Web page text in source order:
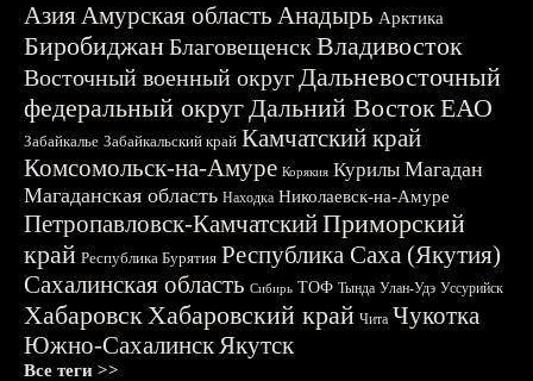
АзияАмурская область Анадырь Арктика
БиробиджанБлаговещенскВладивосток
Восточный военный округДальневосточный
федеральный округДальний ВостокЕАО
Забайкалье Забайкальский край Камчатский край
Комсомольск-на-Амуре Корякия Курилы Магадан
Магаданская область Находка Николаевск-на-Амуре
Петропавловск-КамчатскийПриморский
край Республика Бурятия Республика Саха (Якутия)
Сахалинская область Сибирь ТОФ Тында Улан-Удэ Уссурийск
ХабаровскХабаровский край Чита Чукотка
Южно-СахалинскЯкутск
Все теги >>